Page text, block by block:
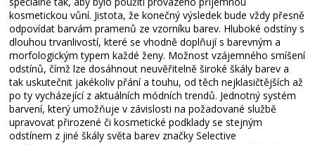
kosmetickou vůní. Jistota, že konečný výsledek bude vždy přesně
odpovídat barvám pramenů ze vzorníku barev. Hluboké odstíny s
dlouhou trvanlivostí, které se vhodně doplňují s barevným a
morfologickým typem každé ženy. Možnost vzájemného smíšení
odstínů, čímž lze dosáhnout neuvěřitelně široké škály barev a
tak uskutečnit jakékoliv přání a touhu, od těch nejklasičtějších až
po ty vycházející z aktuálních módních trendů. Jednotný systém
barvení, který umožňuje v závislosti na požadované službě
upravovat přirozené či kosmetické podklady se stejným
odstínem z jiné škály světa barev značky Selective